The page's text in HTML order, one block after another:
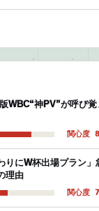
WBC“神PV”が呼び覚
関心度
りにW杯出場プラン」
理由
関心度